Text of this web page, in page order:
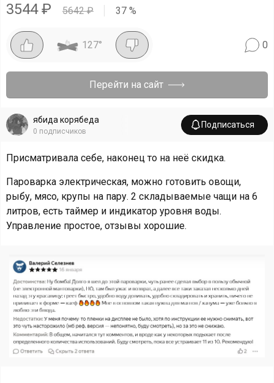
3544₽ 5642₽ 37 %
127° 0
Перейти на сайт
ябида корябеда
0 подписчиков
Подписаться
Присматривала себе, наконец то на неё скидка.
Пароварка электрическая, можно готовить овощи,
рыбу, мясо, крупы на пару. 2 складываемые чащи на 6
литров, есть таймер и индикатор уровня воды.
Управление простое, отзывы хорошие.